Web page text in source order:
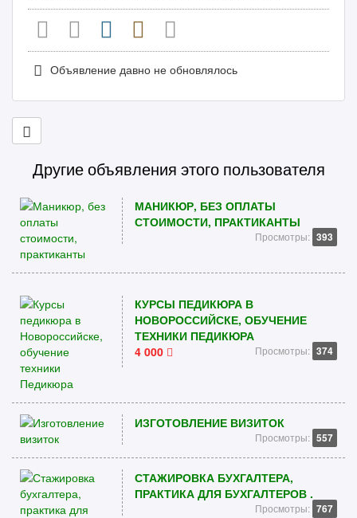
Объявление давно не обновлялось
Другие объявления этого пользователя
МАНИКЮР, БЕЗ ОПЛАТЫ
СТОИМОСТИ, ПРАКТИКАНТЫ
Просмотры: 393
КУРСЫ ПЕДИКЮРА В
НОВОРОССИЙСКЕ, ОБУЧЕНИЕ
ТЕХНИКИ ПЕДИКЮРА
4 000
Просмотры: 374
ИЗГОТОВЛЕНИЕ ВИЗИТОК
Просмотры: 557
СТАЖИРОВКА БУХГАЛТЕРА,
ПРАКТИКА ДЛЯ БУХГАЛТЕРОВ .
Просмотры: 767